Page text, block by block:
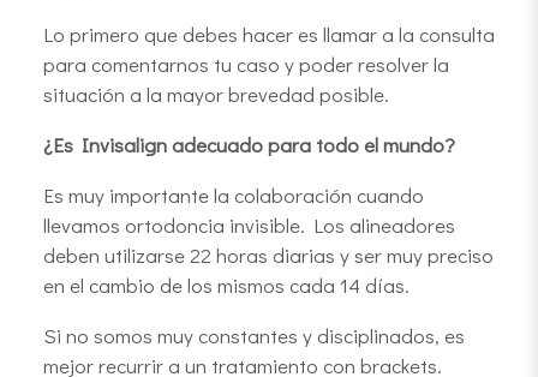
Lo primero que debes hacer es llamar a la consulta
para comentarnos tu caso y poder resolver la
situación a la mayor brevedad posible.
¿Es Invisalign adecuado para todo el mundo?
Es muy importante la colaboración cuando
llevamos ortodoncia invisible. Los alineadores
deben utilizarse 22 horas diarias y ser muy preciso
en el cambio de los mismos cada 14 días.
Si no somos muy constantes y disciplinados, es
mejor recurrir a un tratamiento con brackets.